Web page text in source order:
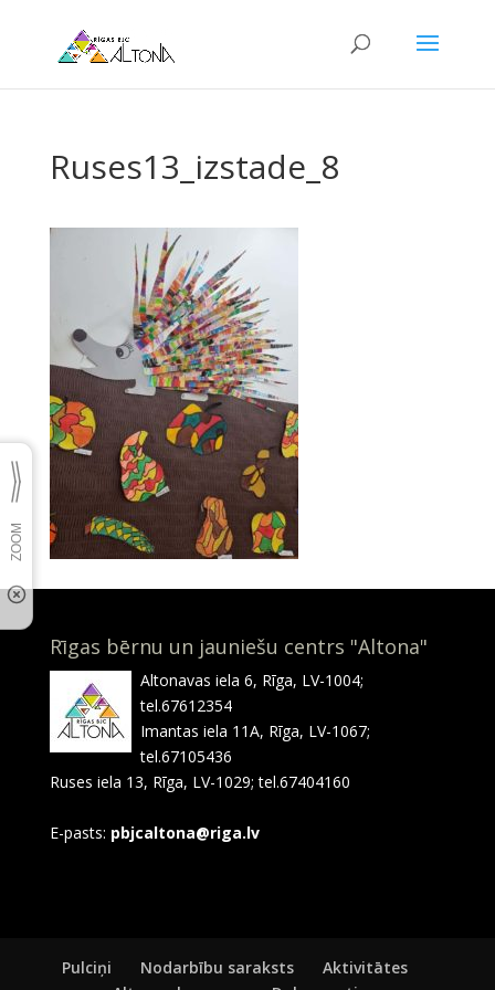
Ruses13_izstade_8
Rīgas bērnu un jauniešu centrs "Altona"
Altonavas iela 6, Rīga, LV-1004;
tel.67612354
Imantas iela 11A, Rīga, LV-1067;
tel.67105436
Ruses iela 13, Rīga, LV-1029; tel.67404160
E-pasts: pbjcaltona@riga.lv
Pulciņi Nodarbību saraksts
Aktivitātes